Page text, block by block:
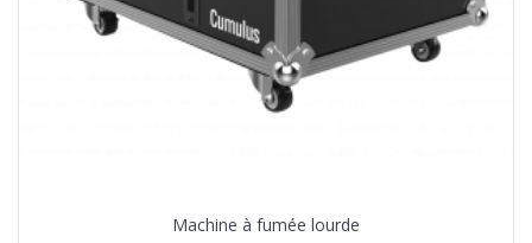
Machine à fumée lourde